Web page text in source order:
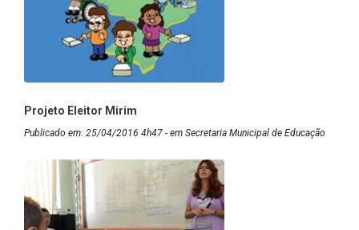
Projeto Eleitor Mirim
Publicado em: 25/04/2016 4h47 - em Secretaria Municipal de Educação